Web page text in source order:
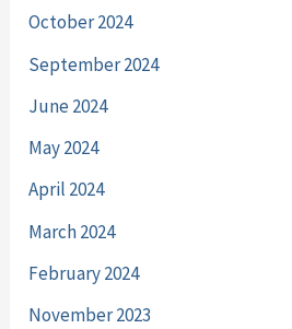
October 2024
September 2024
June 2024
May 2024
April 2024
March 2024
February 2024
November 2023